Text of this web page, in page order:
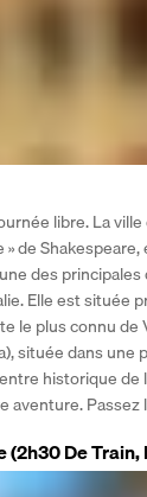
libre. La ville
» de
des
Elle est située
le plus connu de
située dans une
historique de
aventure. Passez
De Train,